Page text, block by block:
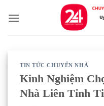
qua
TIN TỨC CHUYỂN NHÀ
Kinh Nghiệm
Nhà Liên Tỉnh